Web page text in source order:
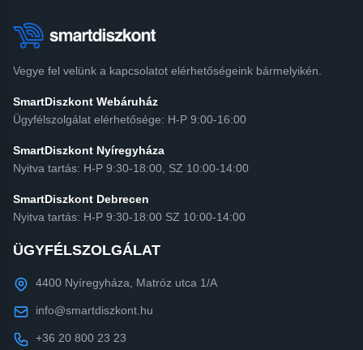
Vegye fel velünk a kapcsolatot elérhetőségeink bármelyikén.
SmartDiszkont Webáruház
Ügyfélszolgálat elérhetősége: H-P 9:00-16:00
SmartDiszkont Nyíregyháza
Nyitva tartás: H-P 9:30-18:00, SZ 10:00-14:00
SmartDiszkont Debrecen
Nyitva tartás: H-P 9:30-18:00 SZ 10:00-14:00
ÜGYFÉLSZOLGÁLAT
4400 Nyíregyháza, Matróz utca 1/A
info@smartdiszkont.hu
+36 20 800 23 23